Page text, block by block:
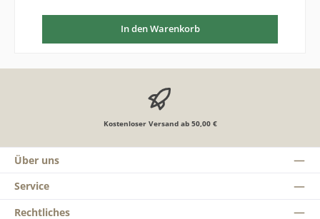
In den Warenkorb
Kostenloser Versand ab 50,00 €
Über uns
Service
Rechtliches